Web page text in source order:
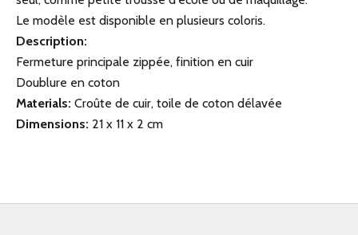
Le modèle est disponible en plusieurs coloris.
Description:
Fermeture principale zippée, finition en cuir
Doublure en coton
Materials: Croûte de cuir, toile de coton délavée
Dimensions: 21 x 11 x 2 cm